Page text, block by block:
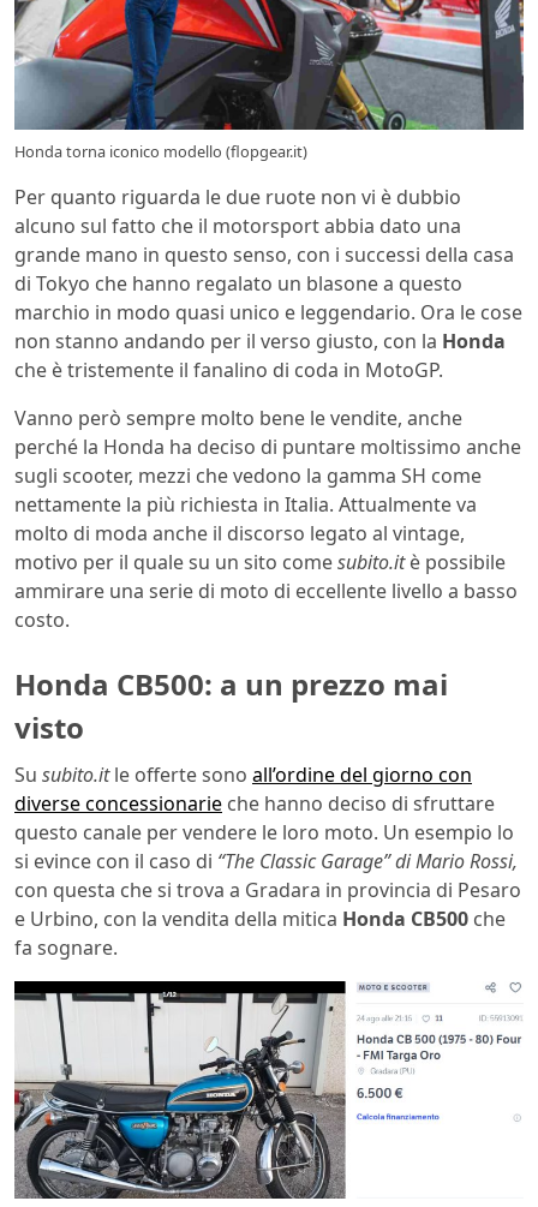
Honda torna iconico modello (flopgear.it)
Per quanto riguarda le due ruote non vi è dubbio
alcuno sul fatto che il motorsport abbia dato una
grande mano in questo senso, con i successi della casa
di Tokyo che hanno regalato un blasone a questo
marchio in modo quasi unico e leggendario. Ora le cose
non stanno andando per il verso giusto, con la Honda
che è tristemente il fanalino di coda in MotoGP.
Vanno però sempre molto bene le vendite, anche
perché la Honda ha deciso di puntare moltissimo anche
sugli scooter, mezzi che vedono la gamma SH come
nettamente la più richiesta in Italia. Attualmente va
molto di moda anche il discorso legato al vintage,
motivo per il quale su un sito comesubito.itè possibile
ammirare una serie di moto di eccellente livello a basso
costo.
Honda CB500: a un prezzo mai
visto
Su subito.itle offerte sono all’ordine del giorno con
diverse concessionarie che hanno deciso di sfruttare
questo canale per vendere le loro moto. Un esempio lo
si evince con il caso di “The Classic Garage” di Mario Rossi,
con questa che si trova a Gradara in provincia di Pesaro
e Urbino, con la vendita della mitica Honda CB500 che
fa sognare.